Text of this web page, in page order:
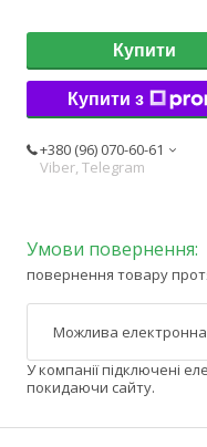
Купити
Купити з
+380 (96) 070-60-61
Viber, Telegram
повернення товару
У компанії підключені
покидаючи сайту.